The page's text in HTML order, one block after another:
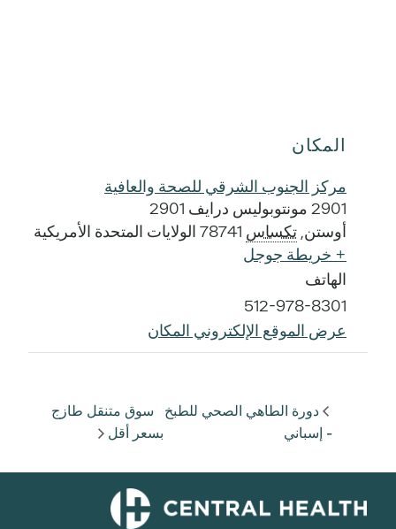
المكان
مركز الجنوب الشرقي للصحة والعافية
2901 مونتوبوليس درايف 2901
أوستن, تكساس 78741 الولايات المتحدة الأمريكية
+ خريطة جوجل
الهاتف
512-978-8301
عرض الموقع الإلكتروني المكان
دورة الطاهي الصحي للطبخ
- إسباني
سوق متنقل طازج
بسعر أقل